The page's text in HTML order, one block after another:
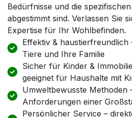
Bedürfnisse und die
abgestimmt sind. Verlassen Sie
Expertise für Ihr Wohlbefinden.
Effektiv &
Tiere und Ihre Familie
Sicher für Kinder &
geeignet für Haushalte mit
Umweltbewusste Methoden
Anforderungen einer
Persönlicher Service –